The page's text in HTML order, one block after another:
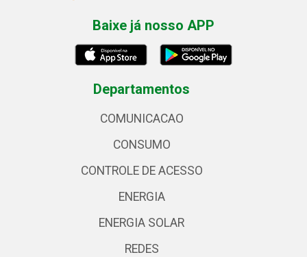
Baixe já nosso APP
Departamentos
COMUNICACAO
CONSUMO
CONTROLE DE ACESSO
ENERGIA
ENERGIA SOLAR
REDES